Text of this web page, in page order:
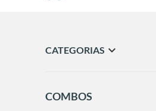
CATEGORIAS expand_more
COMBOS